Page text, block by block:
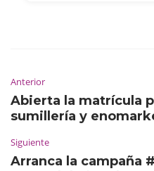
Anterior
Abierta la matrícula
sumillería y
Siguiente
Arranca la campaña